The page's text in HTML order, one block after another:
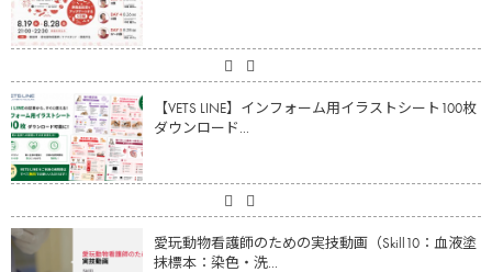
【VETS LINE】インフォーム用イラストシート100枚
ダウンロード...
愛玩動物看護師のための実技動画（Skill10：血液塗
抹標本：染色・洗...